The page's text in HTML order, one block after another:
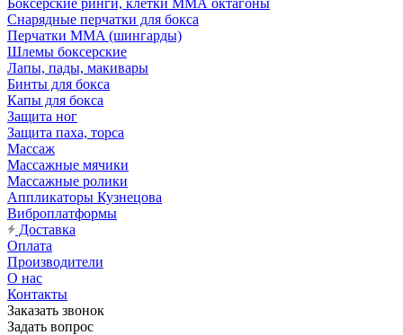
Боксерские ринги, клетки ММА октагоны
Снарядные перчатки для бокса
Перчатки MMA (шингарды)
Шлемы боксерские
Лапы, пады, макивары
Бинты для бокса
Капы для бокса
Защита ног
Защита паха, торса
Массаж
Массажные мячики
Массажные ролики
Аппликаторы Кузнецова
Виброплатформы
Доставка
Оплата
Производители
О нас
Контакты
Заказать звонок
Задать вопрос